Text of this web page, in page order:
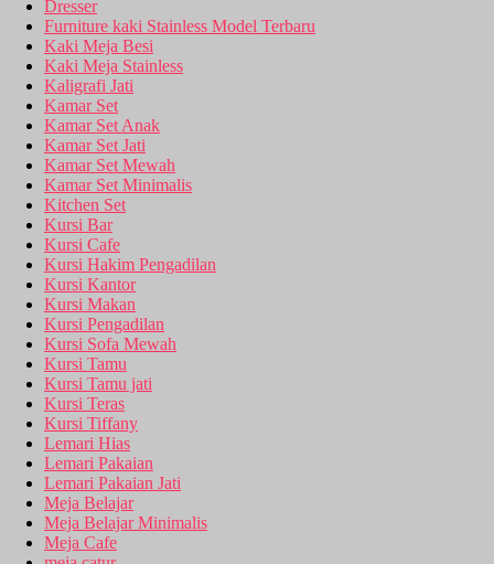
Dresser
Furniture kaki Stainless Model Terbaru
Kaki Meja Besi
Kaki Meja Stainless
Kaligrafi Jati
Kamar Set
Kamar Set Anak
Kamar Set Jati
Kamar Set Mewah
Kamar Set Minimalis
Kitchen Set
Kursi Bar
Kursi Cafe
Kursi Hakim Pengadilan
Kursi Kantor
Kursi Makan
Kursi Pengadilan
Kursi Sofa Mewah
Kursi Tamu
Kursi Tamu jati
Kursi Teras
Kursi Tiffany
Lemari Hias
Lemari Pakaian
Lemari Pakaian Jati
Meja Belajar
Meja Belajar Minimalis
Meja Cafe